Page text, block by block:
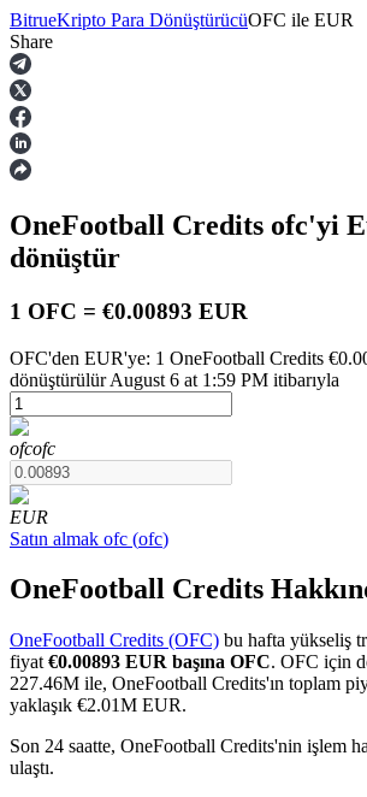
Vadeli İşlemler
USDT Vadeli İşlemleri
COIN-M Vadeli İşlemleri
Kripto Para Vadeli İşlemleri
BitrueKripto Para DönüştürücüOFC ile EUR
Share
OneFootball Credits ofc'yi
dönüştür
1 OFC = €0.00893 EUR
OFC'den EUR'ye: 1 OneFootball Credits
dönüştürülür August 6 at 1:59 PM itibarıyla
ofcofc
EUR
Satın almak ofc (ofc)
OneFootball Credits
OneFootball Credits (OFC) bu hafta yükseliş
fiyat €0.00893 EUR başına OFC. OFC için
227.46M ile, OneFootball Credits'ın toplam
yaklaşık €2.01M EUR.
Son 24 saatte, OneFootball Credits'nin işlem
ulaştı.